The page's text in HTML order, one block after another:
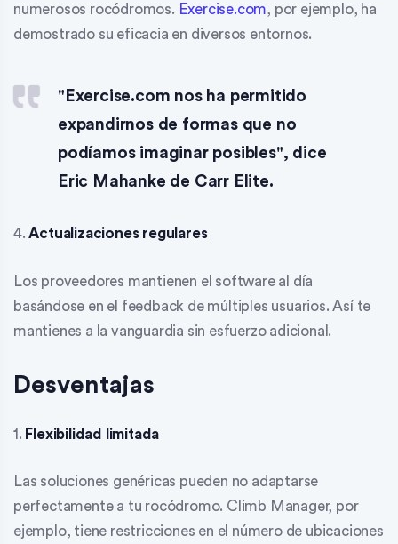
numerosos rocódromos. Exercise.com, por ejemplo, ha
demostrado su eficacia en diversos entornos.
"Exercise.com nos ha permitido
expandirnos de formas que no
podíamos imaginar posibles", dice
Eric Mahanke de Carr Elite.
4.Actualizaciones regulares
Los proveedores mantienen el software al día
basándose en el feedback de múltiples usuarios. Así te
mantienes a la vanguardia sin esfuerzo adicional.
Desventajas
1. Flexibilidad limitada
Las soluciones genéricas pueden no adaptarse
perfectamente a tu rocódromo. Climb Manager, por
ejemplo, tiene restricciones en el número de ubicaciones